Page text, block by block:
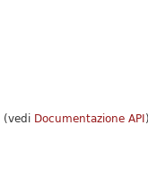
(vedi Documentazione API